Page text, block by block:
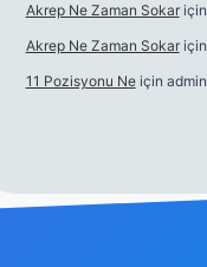
Akrep Ne Zaman Sokariçin
Akrep Ne Zaman Sokariçin
11 Pozisyonu Neiçin admin